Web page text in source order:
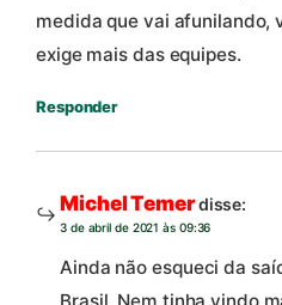
medida que vai afunilando,
exige mais das equipes.
Responder
Michel Temerdisse:
3 de abril de 2021 às 09:36
Ainda não esqueci da